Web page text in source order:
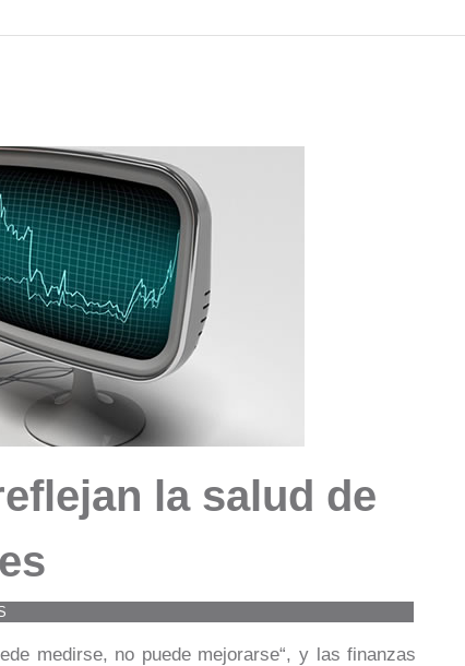
la salud de
medirse, no puede mejorarse“, y las finanzas